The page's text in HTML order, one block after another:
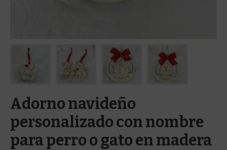
Adorno navideño
personalizado con nombre
para perro o gato en madera